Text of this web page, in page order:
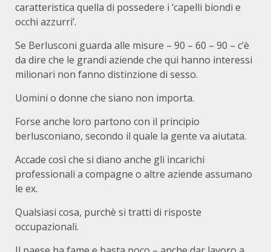
caratteristica quella di possedere i ‘capelli biondi e
occhi azzurri’.
Se Berlusconi guarda alle misure – 90 – 60 – 90 – c’è
da dire che le grandi aziende che qui hanno interessi
milionari non fanno distinzione di sesso.
Uomini o donne che siano non importa.
Forse anche loro partono con il principio
berlusconiano, secondo il quale la gente va aiutata.
Accade così che si diano anche gli incarichi
professionali a compagne o altre aziende assumano
le ex.
Qualsiasi cosa, purchè si tratti di risposte
occupazionali.